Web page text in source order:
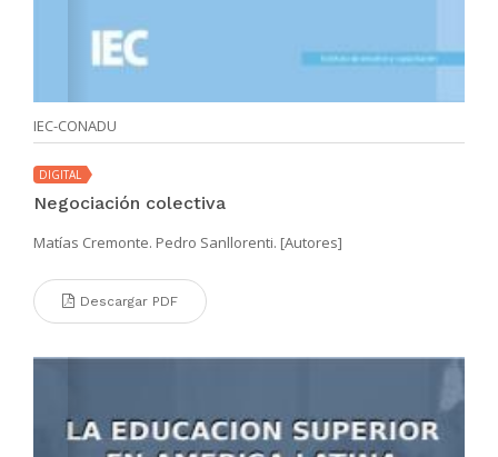
IEC-CONADU
DIGITAL
Negociación colectiva
Matías Cremonte. Pedro Sanllorenti. [Autores]
Descargar PDF